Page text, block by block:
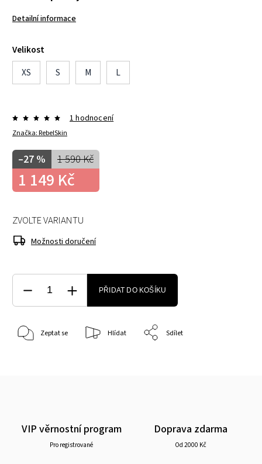
Detailní informace
Velikost
XS
S M L
Značka:RebelSkin
1 hodnocení
1 590 Kč
–27 %
1 149 Kč
ZVOLTE VARIANTU
Možnosti doručení
PŘIDAT DO KOŠÍKU
Zeptat se Hlídat Sdílet
VIP věrnostní program
Pro registrované
Doprava zdarma
Od 2000 Kč